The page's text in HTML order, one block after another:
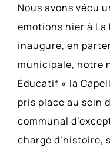
Nous avons vécu
émotions hier à La
inauguré, en
municipale, notre
Éducatif « la
pris place au sein
communal
chargé d’histoire,